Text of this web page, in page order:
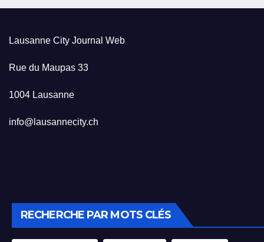
Lausanne City Journal Web
Rue du Maupas 33
1004 Lausanne
info@lausannecity.ch
RECHERCHE PAR MOTS CLÉS